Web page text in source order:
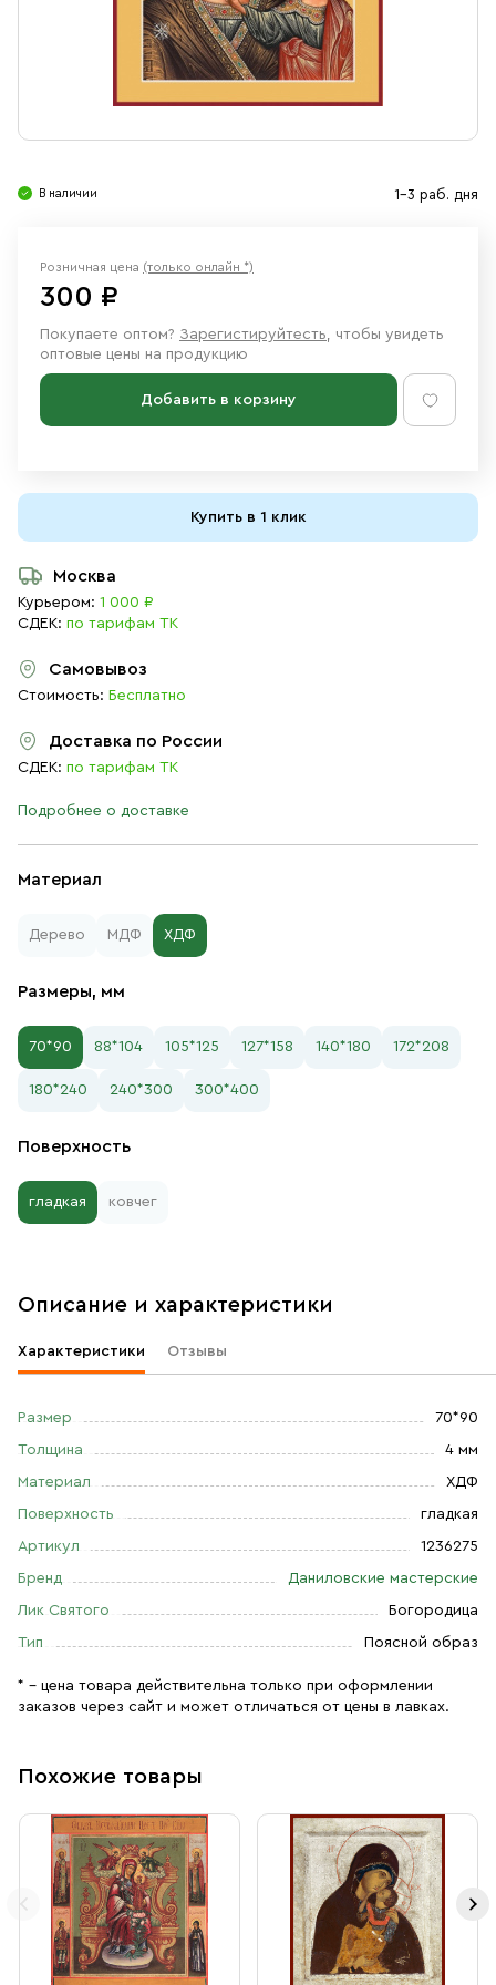
Ювелирные изделия
В наличии 1-3 раб. дня
Материал
Дерево МДФ ХДФ
Размеры, мм
70*90 88*104 105*125 127*158 140*180 172*208
180*240 240*300 300*400
Поверхность
гладкая ковчег
Розничная цена (только онлайн *)
300 ₽
Покупаете оптом? Зарегистируйтесть, чтобы увидеть
оптовые цены на продукцию
Добавить в корзину
Купить в 1 клик
Москва
Курьером: 1 000 ₽
СДЕК: по тарифам ТК
Самовывоз
Стоимость: Бесплатно
Доставка по России
СДЕК: по тарифам ТК
Подробнее о доставке
Описание и характеристики
Характеристики Отзывы
Размер 70*90
Толщина 4 мм
Материал ХДФ
Поверхность гладкая
Артикул 1236275
Бренд Даниловские мастерские
Лик Святого Богородица
Тип Поясной образ
* – цена товара действительна только при оформлении
заказов через сайт и может отличаться от цены в лавках.
Похожие товары